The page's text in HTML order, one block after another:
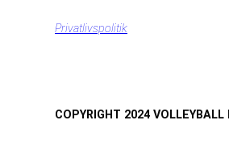
Privatlivspolitik
COPYRIGHT 2024 VOLLEYBALL